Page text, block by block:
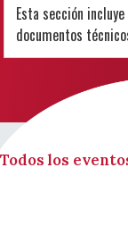
Esta sección
documentos
Todos los